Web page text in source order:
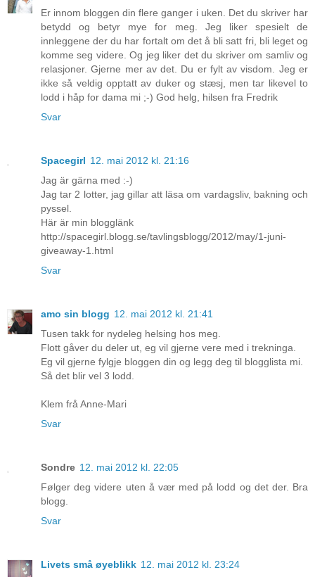
Er innom bloggen din flere ganger i uken. Det du skriver har
betydd og betyr mye for meg. Jeg liker spesielt de
innleggene der du har fortalt om det å bli satt fri, bli leget og
komme seg videre. Og jeg liker det du skriver om samliv og
relasjoner. Gjerne mer av det. Du er fylt av visdom. Jeg er
ikke så veldig opptatt av duker og stæsj, men tar likevel to
lodd i håp for dama mi ;-) God helg, hilsen fra Fredrik
Svar
Spacegirl 12. mai 2012 kl. 21:16
Jag är gärna med :-)
Jag tar 2 lotter, jag gillar att läsa om vardagsliv, bakning och
pyssel.
Här är min blogglänk
http://spacegirl.blogg.se/tavlingsblogg/2012/may/1-juni-
giveaway-1.html
Svar
amo sin blogg 12. mai 2012 kl. 21:41
Tusen takk for nydeleg helsing hos meg.
Flott gåver du deler ut, eg vil gjerne vere med i trekninga.
Eg vil gjerne fylgje bloggen din og legg deg til blogglista mi.
Så det blir vel 3 lodd.
Klem frå Anne-Mari
Svar
Sondre 12. mai 2012 kl. 22:05
Følger deg videre uten å vær med på lodd og det der. Bra
blogg.
Svar
Livets små øyeblikk 12. mai 2012 kl. 23:24